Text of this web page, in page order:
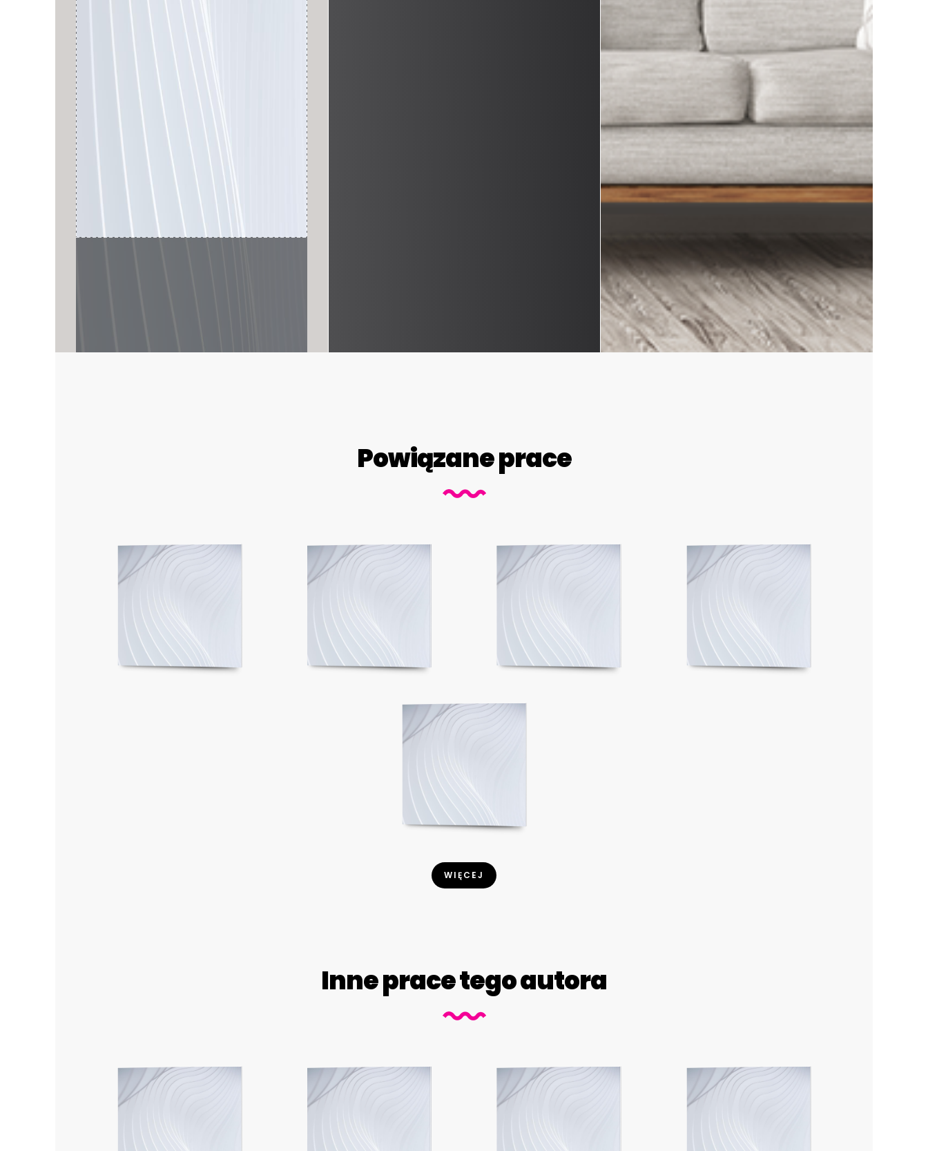
Powiązane prace
WIĘCEJ
Inne prace tego autora